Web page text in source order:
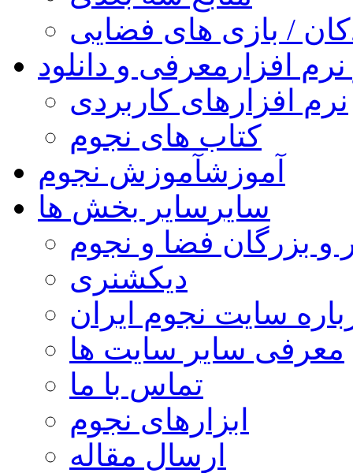
/ بازی های فضایی
افزار معرفی و دانلود
نرم افزارهای کاربردی
کتاب های نجوم
آموزشآموزش نجوم
سایر سایر بخش ها
و بزرگان فضا و نجوم
دیکشنری
سایت نجوم ایران
معرفی سایر سایت ها
تماس با ما
ابزارهای نجوم
ارسال مقاله